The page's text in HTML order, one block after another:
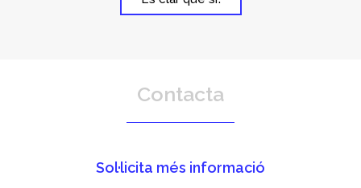
Contacta
Sol·licita més informació